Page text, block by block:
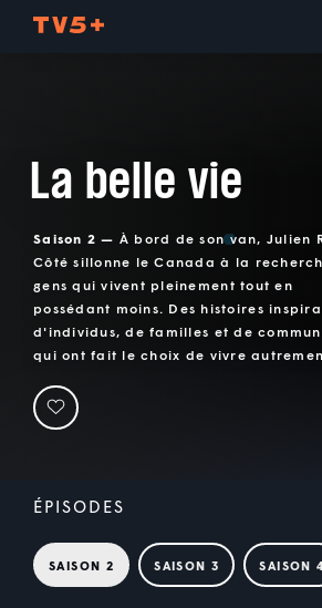
La belle vie
Saison 2 — À bord de son van, Julien
Côté sillonne le Canada à la
gens qui vivent pleinement tout en
possédant moins. Des histoires
d'individus, de familles et de
qui ont fait le choix de vivre
ÉPISODES
SAISON 2 SAISON 3 SAISON